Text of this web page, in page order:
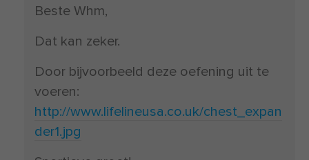
Beste Whm,
Dat kan zeker.
Door bijvoorbeeld deze oefening uit te
voeren:
http://www.lifelineusa.co.uk/chest_expan
der1.jpg